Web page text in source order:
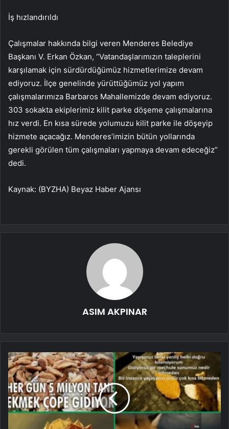
İş hızlandırıldı
Çalışmalar hakkında bilgi veren Menderes Belediye
Başkanı V. Erkan Özkan, “Vatandaşlarımızın taleplerini
karşılamak için sürdürdüğümüz hizmetlerimize devam
ediyoruz. İlçe genelinde yürüttüğümüz yol yapım
çalışmalarımıza Barbaros Mahallemizde devam ediyoruz.
303 sokakta ekiplerimiz kilit parke döşeme çalışmalarına
hız verdi. En kısa sürede yolumuzu kilit parke ile döşeyip
hizmete açacağız. Menderes’imizin bütün yollarında
gerekli görülen tüm çalışmaları yapmaya devam edeceğiz”
dedi.
Kaynak: (BYZHA) Beyaz Haber Ajansı
ASIM AKPINAR